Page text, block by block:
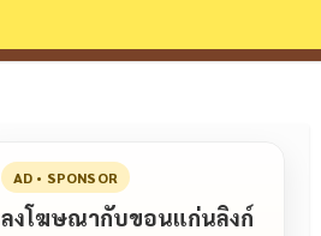
AD • SPONSOR
ลงโฆษณากับขอนแก่นลิงก์